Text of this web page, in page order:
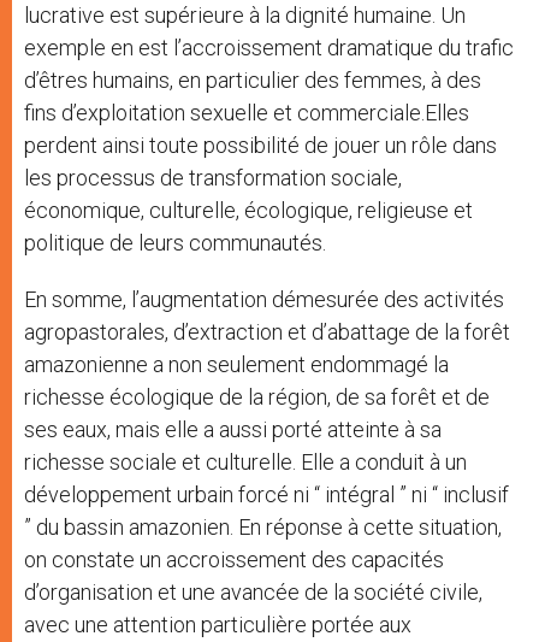
lucrative est supérieure à la dignité humaine. Un
exemple en est l’accroissement dramatique du trafic
d’êtres humains, en particulier des femmes, à des
fins d’exploitation sexuelle et commerciale.Elles
perdent ainsi toute possibilité de jouer un rôle dans
les processus de transformation sociale,
économique, culturelle, écologique, religieuse et
politique de leurs communautés.
En somme, l’augmentation démesurée des activités
agropastorales, d’extraction et d’abattage de la forêt
amazonienne a non seulement endommagé la
richesse écologique de la région, de sa forêt et de
ses eaux, mais elle a aussi porté atteinte à sa
richesse sociale et culturelle. Elle a conduit à un
développement urbain forcé ni “ intégral ” ni “ inclusif
” du bassin amazonien. En réponse à cette situation,
on constate un accroissement des capacités
d’organisation et une avancée de la société civile,
avec une attention particulière portée aux